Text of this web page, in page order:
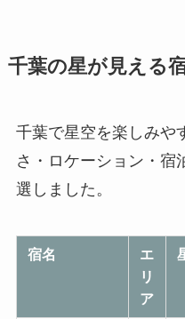
千葉の星が見える
千葉で星空を楽しみや
さ・ロケーション・宿
選しました。
宿名
エ
リ
ア